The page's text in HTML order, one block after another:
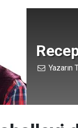
Yazarın